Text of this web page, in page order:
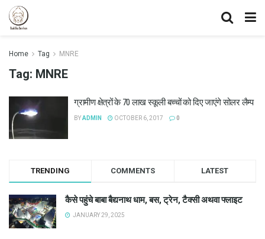
Home Tag MNRE
Tag: MNRE
ग्रामीण क्षेत्रों के 70 लाख स्कूली बच्चों को दिए जाएंगे सोलर लैम्प
BYADMIN OCTOBER 6, 2017 0
TRENDING COMMENTS LATEST
कैसे पहुंचे बाबा बैद्यनाथ धाम, बस, ट्रेन, टैक्सी अथवा फ्लाइट
JANUARY 29, 2025